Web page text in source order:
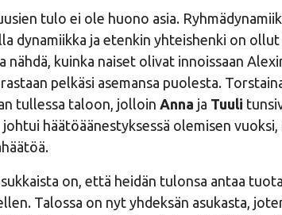
tulo ei ole huono asia.
dynamiikka ja etenkin yhteishenki on
nähdä, kuinka naiset olivat innoissaan
pelkäsi asemansa puolesta.
tullessa taloon, jolloin Anna ja Tuuli
häätöäänestyksessä olemisen
on, että heidän tulonsa antaa
Talossa on nyt yhdeksän asukasta,